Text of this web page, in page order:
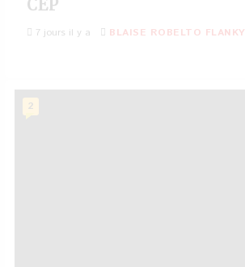
CEP
7 jours il y a BLAISE ROBELTO FLANKY
2